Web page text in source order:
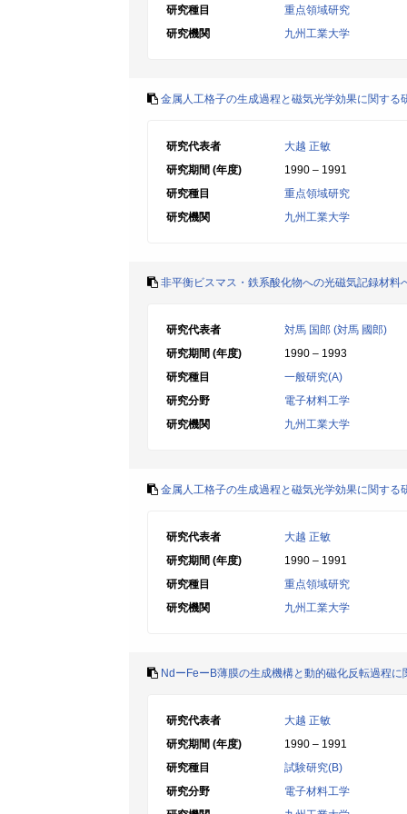
研究種目
重点領域研究
研究機関
九州工業大学
金属人工格子の生成過程と磁気光学効果に関する
研究代表者
大越 正敏
研究期間 (年度)
1990 – 1991
研究種目
重点領域研究
研究機関
九州工業大学
非平衡ビスマス・鉄系酸化物への光磁気記録材料
研究代表者
対馬 国郎 (対馬 國郎)
研究期間 (年度)
1990 – 1993
研究種目
一般研究(A)
研究分野
電子材料工学
研究機関
九州工業大学
金属人工格子の生成過程と磁気光学効果に関する
研究代表者
大越 正敏
研究期間 (年度)
1990 – 1991
研究種目
重点領域研究
研究機関
九州工業大学
NdーFeーB薄膜の生成機構と動的磁化反転過程に
研究代表者
大越 正敏
研究期間 (年度)
1990 – 1991
研究種目
試験研究(B)
研究分野
電子材料工学